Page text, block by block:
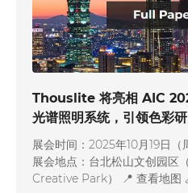
Thouslite 将亮相 AIC
光谱照明系统，引领色彩
展会时间：2025年10月19日（
展会地点：台北松山文创园
Creative Park） 📍 查看地图